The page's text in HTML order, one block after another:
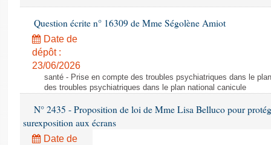
Question écrite n° 16309 de Mme Ségolène Amiot
Date de
dépôt :
23/06/2026
santé - Prise en compte des troubles psychiatriques dans le
des troubles psychiatriques dans le plan national canicule
N° 2435 - Proposition de loi de Mme Lisa Belluco pour
surexposition aux écrans
Date de